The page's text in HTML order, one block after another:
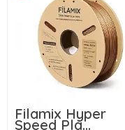
Filamix Hyper
Speed Pla